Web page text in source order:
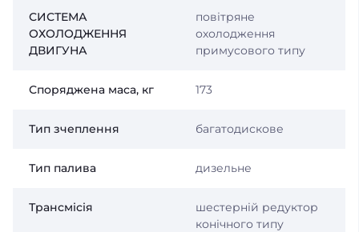
СИСТЕМА
ОХОЛОДЖЕННЯ
ДВИГУНА
повітряне
охолодження
примусового типу
Споряджена маса, кг 173
Тип зчеплення багатодискове
Тип палива дизельне
Трансмісія
шестерній редуктор
конічного типу